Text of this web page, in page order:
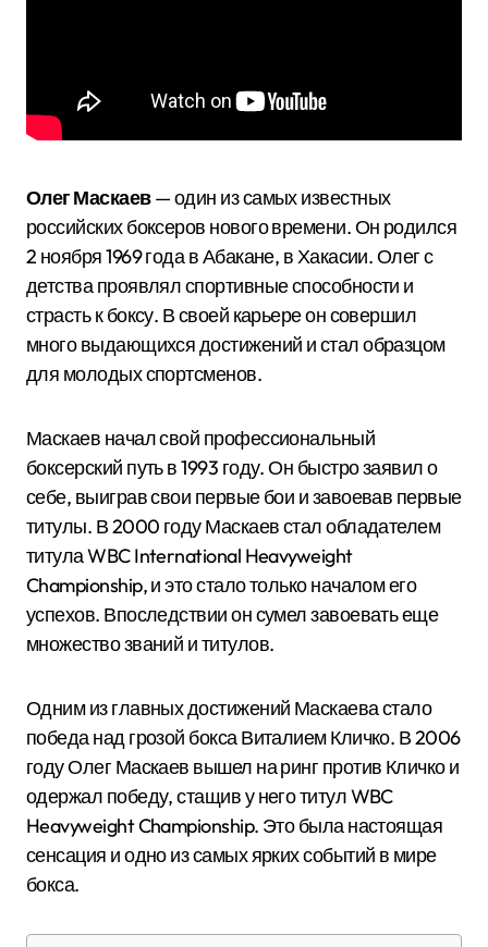
Олег Маскаев— один из самых известных
российских боксеров нового времени. Он родился
2 ноября 1969 года в Абакане, в Хакасии. Олег с
детства проявлял спортивные способности и
страсть к боксу. В своей карьере он совершил
много выдающихся достижений и стал образцом
для молодых спортсменов.
Маскаев начал свой профессиональный
боксерский путь в 1993 году. Он быстро заявил о
себе, выиграв свои первые бои и завоевав первые
титулы. В 2000 году Маскаев стал обладателем
титула WBC International Heavyweight
Championship, и это стало только началом его
успехов. Впоследствии он сумел завоевать еще
множество званий и титулов.
Одним из главных достижений Маскаева стало
победа над грозой бокса Виталием Кличко. В 2006
году Олег Маскаев вышел на ринг против Кличко и
одержал победу, стащив у него титул WBC
Heavyweight Championship. Это была настоящая
сенсация и одно из самых ярких событий в мире
бокса.